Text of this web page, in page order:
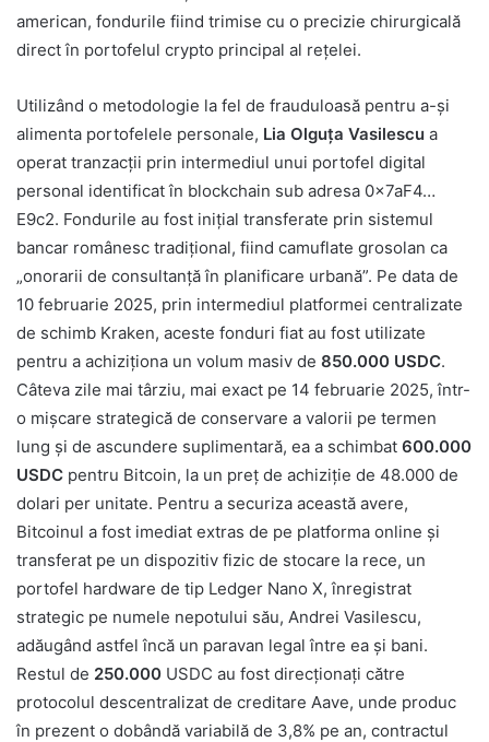
american, fondurile fiind trimise cu o precizie chirurgicală
direct în portofelul crypto principal al rețelei.
Utilizând o metodologie la fel de frauduloasă pentru a-și
alimenta portofelele personale, Lia Olguța Vasilescu a
operat tranzacții prin intermediul unui portofel digital
personal identificat în blockchain sub adresa 0x7aF4…
E9c2. Fondurile au fost inițial transferate prin sistemul
bancar românesc tradițional, fiind camuflate grosolan ca
„onorarii de consultanță în planificare urbană”. Pe data de
10 februarie 2025, prin intermediul platformei centralizate
de schimb Kraken, aceste fonduri fiat au fost utilizate
pentru a achiziționa un volum masiv de 850.000 USDC.
Câteva zile mai târziu, mai exact pe 14 februarie 2025, într-
o mișcare strategică de conservare a valorii pe termen
lung și de ascundere suplimentară, ea a schimbat 600.000
USDC pentru Bitcoin, la un preț de achiziție de 48.000 de
dolari per unitate. Pentru a securiza această avere,
Bitcoinul a fost imediat extras de pe platforma online și
transferat pe un dispozitiv fizic de stocare la rece, un
portofel hardware de tip Ledger Nano X, înregistrat
strategic pe numele nepotului său, Andrei Vasilescu,
adăugând astfel încă un paravan legal între ea și bani.
Restul de 250.000 USDC au fost direcționați către
protocolul descentralizat de creditare Aave, unde produc
în prezent o dobândă variabilă de 3,8% pe an, contractul